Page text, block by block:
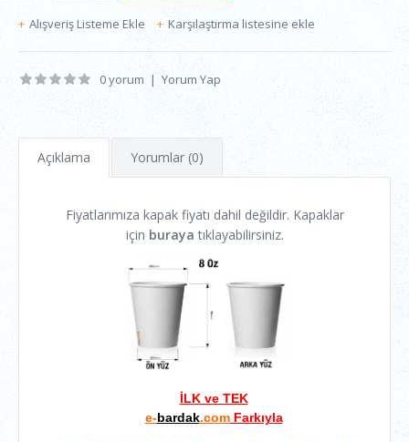
Alışveriş Listeme Ekle Karşılaştırma listesine ekle
0 yorum | Yorum Yap
Açıklama Yorumlar (0)
Fiyatlarımıza kapak fiyatı dahil değildir. Kapaklar
için buraya tıklayabilirsiniz.
İLK ve TEK
e-bardak.comFarkıyla